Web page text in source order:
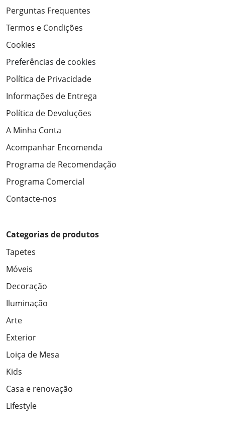
Perguntas Frequentes
Termos e Condições
Cookies
Preferências de cookies
Política de Privacidade
Informações de Entrega
Política de Devoluções
A Minha Conta
Acompanhar Encomenda
Programa de Recomendação
Programa Comercial
Contacte-nos
Categorias de produtos
Tapetes
Móveis
Decoração
Iluminação
Arte
Exterior
Loiça de Mesa
Kids
Casa e renovação
Lifestyle